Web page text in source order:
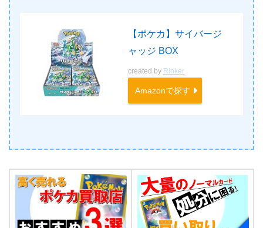
【ポケカ】サイバージ
ャッジ BOX
created by Rinker
Amazonで探す